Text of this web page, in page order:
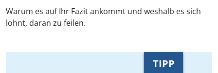
Warum es auf Ihr Fazit ankommt und weshalb es sich
lohnt, daran zu feilen.
TIPP